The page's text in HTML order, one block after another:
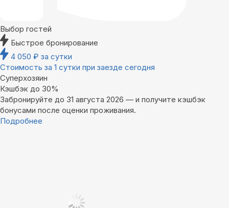
Выбор гостей
Быстрое бронирование
4 050 ₽ за сутки
Стоимость за 1 сутки при заезде сегодня
Суперхозяин
Кэшбэк до 30%
Забронируйте до 31 августа 2026 — и получите кэшбэк
бонусами после оценки проживания.
Подробнее